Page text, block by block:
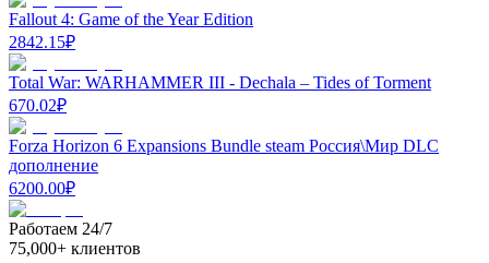
Fallout 4: Game of the Year Edition
2842.15₽
Total War: WARHAMMER III - Dechala – Tides of Torment
670.02₽
Forza Horizon 6 Expansions Bundle steam Россия\Мир DLC
дополнение
6200.00₽
Работаем 24/7
75,000+ клиентов